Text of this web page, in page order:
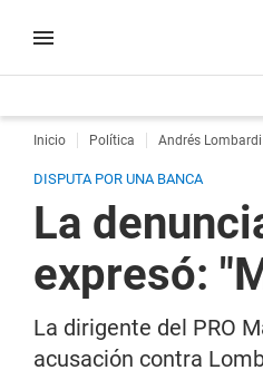
Inicio Política Andrés Lombardi
DISPUTA POR UNA BANCA
La
expresó:
La dirigente del PRO
acusación contra